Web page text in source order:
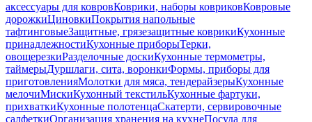
аксессуары для ковровКоврики, наборы ковриковКовровые
дорожкиЦиновкиПокрытия напольные
тафтинговыеЗащитные, грязезащитные коврикиКухонные
принадлежностиКухонные приборыТерки,
овощерезкиРазделочные доскиКухонные термометры,
таймерыДуршлаги, сита, воронкиФормы, приборы для
приготовленияМолотки для мяса, тендерайзерыКухонные
мелочиМискиКухонный текстильКухонные фартуки,
прихваткиКухонные полотенцаСкатерти, сервировочные
салфеткиОрганизация хранения на кухнеПосуда для